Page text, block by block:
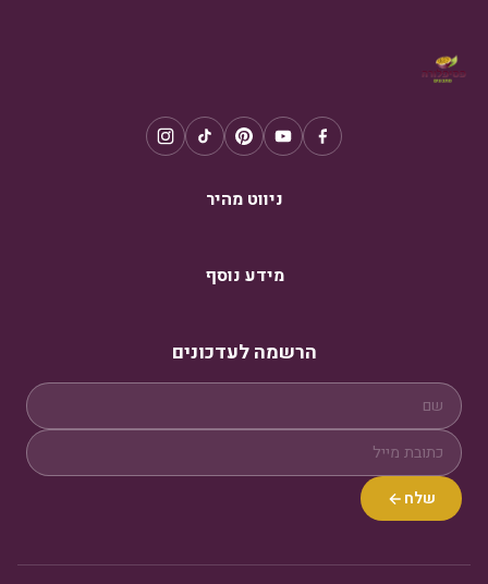
ניווט מהיר
מידע נוסף
הרשמה לעדכונים
שלח